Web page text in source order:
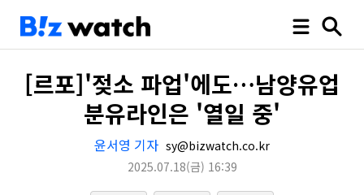
[르포]'젖소 파업'에도…남양유업
분유라인은 '열일 중'
윤서영 기자 sy@bizwatch.co.kr
2025.07.18(금) 16:39